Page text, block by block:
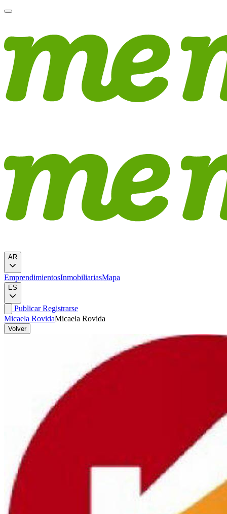
AR
EmprendimientosInmobiliariasMapa
ES
PublicarRegistrarse
Micaela RovidaMicaela Rovida
Volver